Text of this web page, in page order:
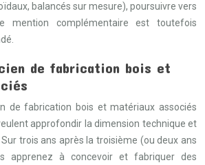
balancés sur mesure), poursuivre vers
mention complémentaire est toutefois
de fabrication bois et
de fabrication bois et matériaux associés
approfondir la dimension technique et
trois ans après la troisième (ou deux ans
apprenez à concevoir et fabriquer des